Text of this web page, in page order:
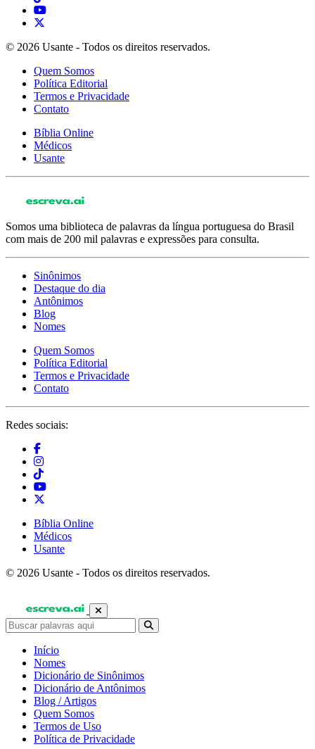
© 2026 Usante - Todos os direitos reservados.
Quem Somos
Política Editorial
Termos e Privacidade
Contato
Bíblia Online
Médicos
Usante
Somos uma biblioteca de palavras da língua portuguesa do Brasil
com mais de 200 mil palavras e expressões para consulta.
Sinônimos
Destaque do dia
Antônimos
Blog
Nomes
Quem Somos
Política Editorial
Termos e Privacidade
Contato
Redes sociais:
Bíblia Online
Médicos
Usante
© 2026 Usante - Todos os direitos reservados.
Início
Nomes
Dicionário de Sinônimos
Dicionário de Antônimos
Blog / Artigos
Quem Somos
Termos de Uso
Política de Privacidade